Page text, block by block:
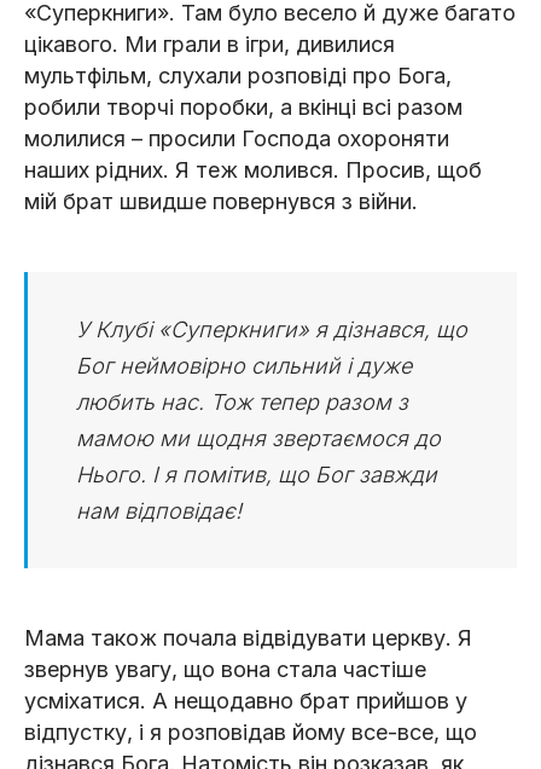
«Суперкниги». Там було весело й дуже багато
цікавого. Ми грали в ігри, дивилися
мультфільм, слухали розповіді про Бога,
робили творчі поробки, а вкінці всі разом
молилися – просили Господа охороняти
наших рідних. Я теж молився. Просив, щоб
мій брат швидше повернувся з війни.
У Клубі «Суперкниги» я дізнався, що
Бог неймовірно сильний і дуже
любить нас. Тож тепер разом з
мамою ми щодня звертаємося до
Нього. І я помітив, що Бог завжди
нам відповідає!
Мама також почала відвідувати церкву. Я
звернув увагу, що вона стала частіше
усміхатися. А нещодавно брат прийшов у
відпустку, і я розповідав йому все-все, що
дізнався Бога. Натомість він розказав, як